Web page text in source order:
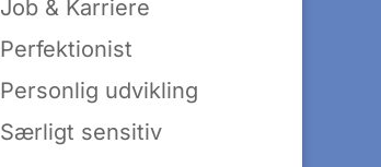
Job & Karriere
Perfektionist
Personlig udvikling
Særligt sensitiv